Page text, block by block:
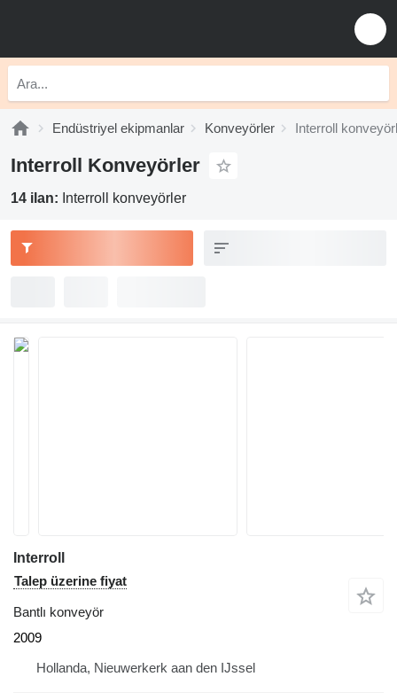
Endüstriyel ekipmanlar Konveyörler Interroll
Interroll Konveyörler
14 ilan: Interroll konveyörler
Interroll
Talep üzerine fiyat
Bantlı konveyör
2009
Hollanda, Nieuwerkerk aan den IJssel